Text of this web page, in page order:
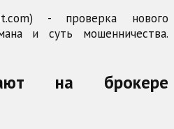
на брокере